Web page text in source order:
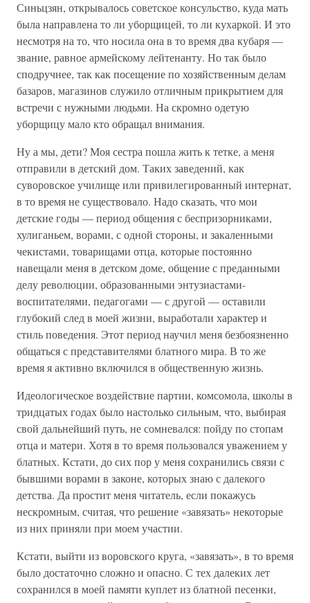
Синьцзян, открывалось советское консульство, куда мать
была направлена то ли уборщицей, то ли кухаркой. И это
несмотря на то, что носила она в то время два кубаря —
звание, равное армейскому лейтенанту. Но так было
сподручнее, так как посещение по хозяйственным делам
базаров, магазинов служило отличным прикрытием для
встречи с нужными людьми. На скромно одетую
уборщицу мало кто обращал внимания.
Ну а мы, дети? Моя сестра пошла жить к тетке, а меня
отправили в детский дом. Таких заведений, как
суворовское училище или привилегированный интернат,
в то время не существовало. Надо сказать, что мои
детские годы — период общения с беспризорниками,
хулиганьем, ворами, с одной стороны, и закаленными
чекистами, товарищами отца, которые постоянно
навещали меня в детском доме, общение с преданными
делу революции, образованными энтузиастами-
воспитателями, педагогами — с другой — оставили
глубокий след в моей жизни, выработали характер и
стиль поведения. Этот период научил меня безбоязненно
общаться с представителями блатного мира. В то же
время я активно включился в общественную жизнь.
Идеологическое воздействие партии, комсомола, школы в
тридцатых годах было настолько сильным, что, выбирая
свой дальнейший путь, не сомневался: пойду по стопам
отца и матери. Хотя в то время пользовался уважением у
блатных. Кстати, до сих пор у меня сохранились связи с
бывшими ворами в законе, которых знаю с далекого
детства. Да простит меня читатель, если покажусь
нескромным, считая, что решение «завязать» некоторые
из них приняли при моем участии.
Кстати, выйти из воровского круга, «завязать», в то время
было достаточно сложно и опасно. С тех далеких лет
сохранился в моей памяти куплет из блатной песенки,